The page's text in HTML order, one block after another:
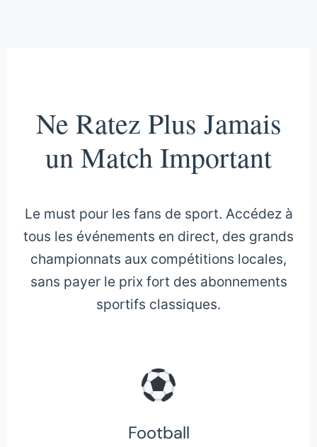
Ne Ratez Plus Jamais
un Match Important
Le must pour les fans de sport. Accédez à
tous les événements en direct, des grands
championnats aux compétitions locales,
sans payer le prix fort des abonnements
sportifs classiques.
Football